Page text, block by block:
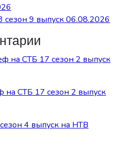
сезон 9 выпуск 06.08.2026
на СТБ 17 сезон 2 выпуск
СТБ 17 сезон 2 выпуск
4 выпуск на НТВ